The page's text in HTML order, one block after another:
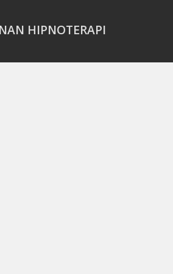
HIPNOTERAPI